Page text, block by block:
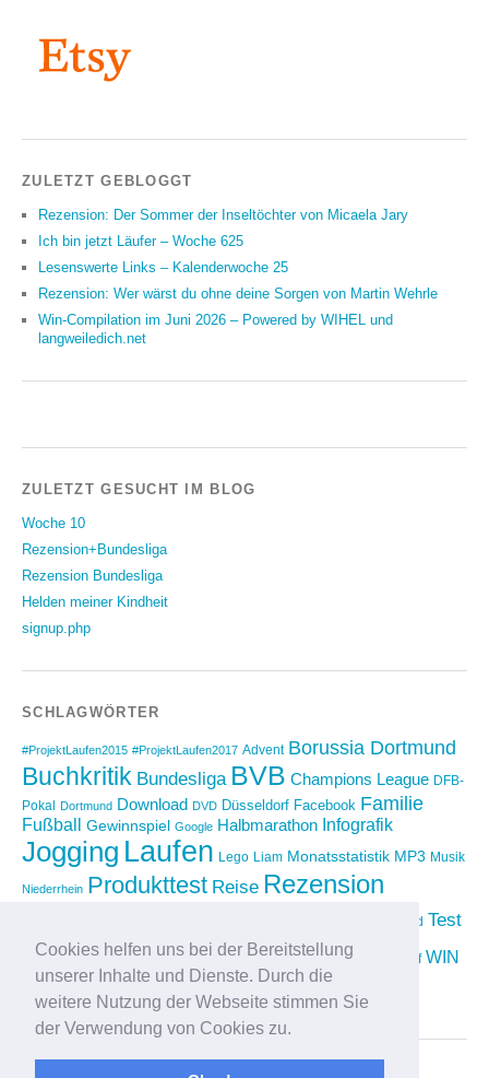
Cookies helfen uns bei der Bereitstellung
unserer Inhalte und Dienste. Durch die
weitere Nutzung der Webseite stimmen Sie
der Verwendung von Cookies zu.
ZULETZT GEBLOGGT
Rezension: Der Sommer der Inseltöchter von Micaela Jary
Ich bin jetzt Läufer – Woche 625
Lesenswerte Links – Kalenderwoche 25
Rezension: Wer wärst du ohne deine Sorgen von Martin Wehrle
Win-Compilation im Juni 2026 – Powered by WIHEL und
langweiledich.net
ZULETZT GESUCHT IM BLOG
Woche 10
Rezension+Bundesliga
Rezension Bundesliga
Helden meiner Kindheit
signup.php
SCHLAGWÖRTER
#ProjektLaufen2015 #ProjektLaufen2017 Advent Borussia Dortmund
Buchkritik Bundesliga BVB Champions League DFB-
Pokal Dortmund Download DVD Düsseldorf Facebook Familie
Fußball Gewinnspiel Google Halbmarathon Infografik
Jogging Laufen Lego Liam Monatsstatistik MP3 Musik
Niederrhein Produkttest Reise Rezension
sponsored Test
Twitter Urlaub Video vimeo Weihnachten Wettkampf WIN
Compilation
YouTube